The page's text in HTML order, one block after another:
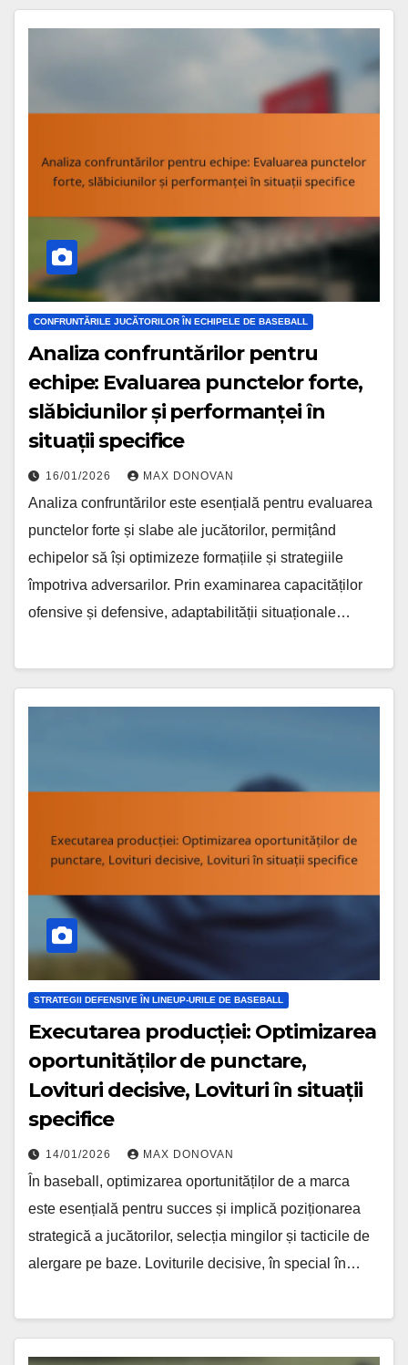
CONFRUNTĂRILE JUCĂTORILOR ÎN ECHIPELE DE BASEBALL
Analiza confruntărilor pentru
echipe: Evaluarea punctelor forte,
slăbiciunilor și performanței în
situații specifice
16/01/2026 MAX DONOVAN
Analiza confruntărilor este esențială pentru evaluarea
punctelor forte și slabe ale jucătorilor, permițând
echipelor să își optimizeze formațiile și strategiile
împotriva adversarilor. Prin examinarea capacităților
ofensive și defensive, adaptabilității situaționale…
STRATEGII DEFENSIVE ÎN LINEUP-URILE DE BASEBALL
Executarea producției: Optimizarea
oportunităților de punctare,
Lovituri decisive, Lovituri în situații
specifice
14/01/2026 MAX DONOVAN
În baseball, optimizarea oportunităților de a marca
este esențială pentru succes și implică poziționarea
strategică a jucătorilor, selecția mingilor și tacticile de
alergare pe baze. Loviturile decisive, în special în…